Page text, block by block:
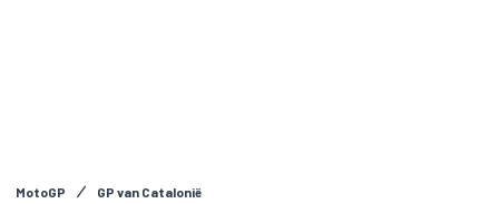
MotoGP GP van Catalonië